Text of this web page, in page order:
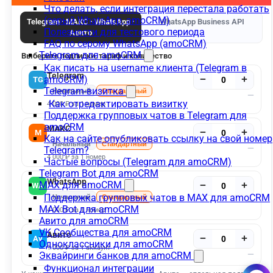
Что делать, если интеграция перестала работать
(серый WhatsApp, amoCRM)
Полезности для тестового периода
FAQ по серому WhatsApp (amoCRM)
Telegram для amoCRM
Как писать на username клиента (Telegram в
amoCRM)
Telegram-визитка
Как отредактировать визитку
Поддержка групповых чатов в Telegram для
amoCRM
Как на сайте опубликовать ссылку на свой номер
Telegram?
Частые вопросы (Telegram для amoCRM)
Telegram Bot для amoCRM
MAX для amoCRM
Поддержка групповых чатов в MAX для amoCRM
MAX Bot для amoCRM
Авито для amoCRM
VK Сообщества для amoCRM
Одноклассники для amoCRM
Эквайринги банков для amoCRM
Функционал интеграции